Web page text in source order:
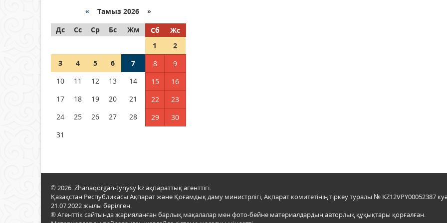
граждане Казахстана,
находящиеся за рубежом?
05 тамыз 2026 ж. 132
Шетелде жүрген Қазақстан
азаматтары қалай дауыс
бере алады?
« Тамыз 2026 »
Дс
Сс Ср Бс Жм Сб
Жс
1
2
3
4 5 6 7 8
9
10
11 12 13 14 15
16
17
18 19 20 21 22
23
24
25 26 27 28 29
30
31
© 2026. Zhanaqorgan-tynysy.kz ақпараттық агенттігі.
Қазақстан Республикасы Ақпарат және Қоғамдық даму министрлігі, Ақпарат комитетінің тіркеу туралы № KZ12VPY00052387
21.07.2022 жылы берілген.
® Агенттік сайтында жарияланған барлық мақалалар мен фото-бейне материалдардың авторлық құқықтары қорғалған.